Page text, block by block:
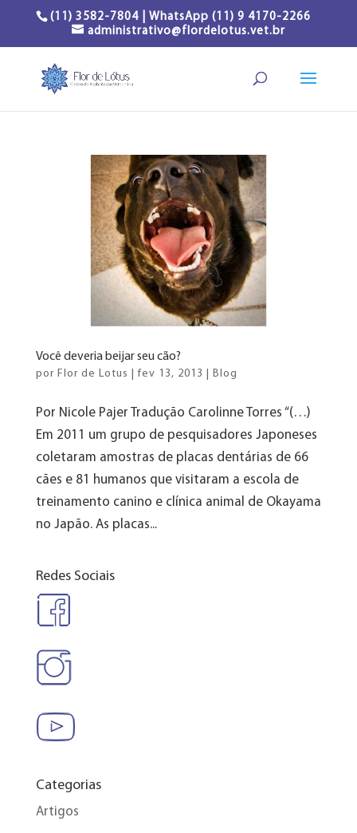
(11) 3582-7804 | WhatsApp (11) 9 4170-2266
administrativo@flordelotus.vet.br
Você deveria beijar seu cão?
por Flor de Lotus fev 13, 2013 Blog
Por Nicole Pajer Tradução Carolinne Torres “(…)
Em 2011 um grupo de pesquisadores Japoneses
coletaram amostras de placas dentárias de 66
cães e 81 humanos que visitaram a escola de
treinamento canino e clínica animal de Okayama
no Japão. As placas...
Redes Sociais
Categorias
Artigos